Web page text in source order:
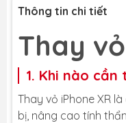
Thông tin chi tiết
Thay
1. Khi nào cần
Thay vỏ iPhone XR
bị, nâng cao tính